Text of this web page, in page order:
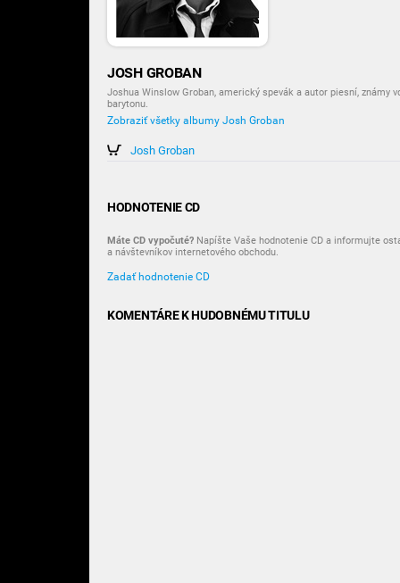
JOSH GROBAN
Joshua Winslow Groban, americký spevák a autor piesní, známy
barytonu.
Zobraziť všetky albumy Josh Groban
Josh Groban
HODNOTENIE CD
Máte CD vypočuté? Napíšte Vaše hodnotenie CD a informujte
a návštevníkov internetového obchodu.
Zadať hodnotenie CD
KOMENTÁRE K HUDOBNÉMU TITULU